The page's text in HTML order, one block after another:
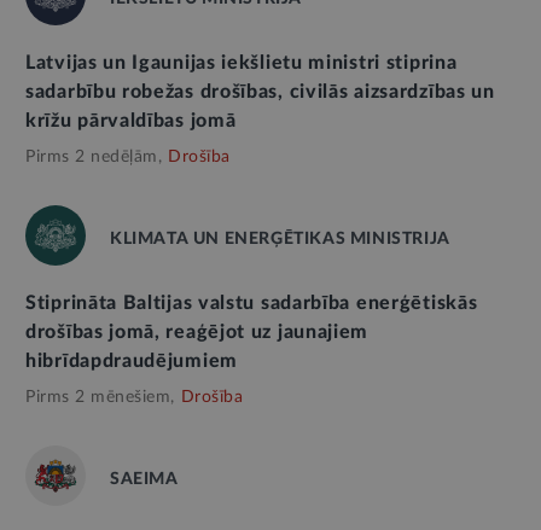
Latvijas un Igaunijas iekšlietu ministri stiprina
sadarbību robežas drošības, civilās aizsardzības un
krīžu pārvaldības jomā
Pirms 2 nedēļām, Drošība
KLIMATA UN ENERĢĒTIKAS MINISTRIJA
Stiprināta Baltijas valstu sadarbība enerģētiskās
drošības jomā, reaģējot uz jaunajiem
hibrīdapdraudējumiem
Pirms 2 mēnešiem, Drošība
SAEIMA